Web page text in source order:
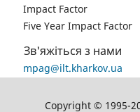
Impact Factor
Five Year Impact Factor
Зв'яжіться з нами
mpag@ilt.kharkov.ua
Copyright © 1995-